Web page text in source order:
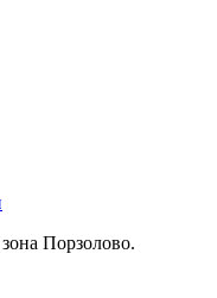
Порзолово.